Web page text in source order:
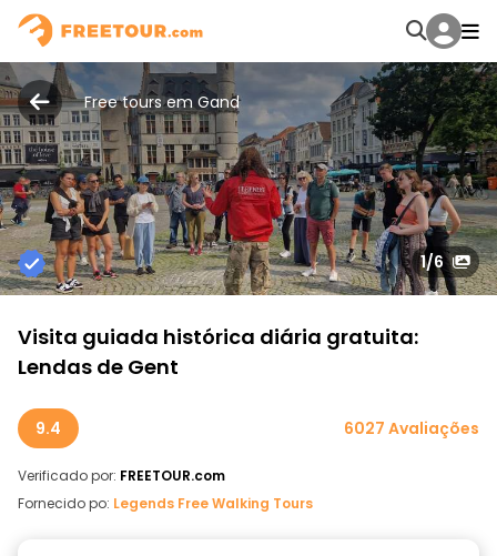
Free tours em Gand
1/6
Visita guiada histórica diária gratuita:
Lendas de Gent
9.4 6027 Avaliações
Verificado por: FREETOUR.com
Fornecido po: Legends Free Walking Tours